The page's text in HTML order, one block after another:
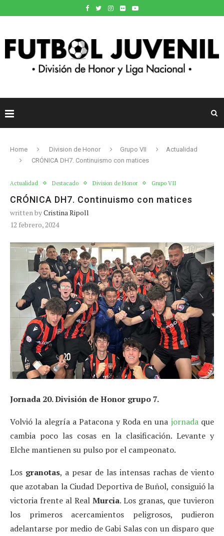
Home Division de Honor Grupo VII
Actualidad
CRÓNICA DH7. Continuismo con matices
Actualidad Destacado Division de Honor Grupo VII
CRÓNICA DH7. Continuismo con matices
written byCristina Ripoll
12 febrero, 2024
Jornada 20. División de Honor grupo 7.
Volvió la alegría a Patacona y Roda en una jornadaque
cambia poco las cosas en la clasificación. Levante y
Elche mantienen su pulso por el campeonato.
Los granotas, a pesar de las intensas rachas de viento
que azotaban la Ciudad Deportiva de Buñol, consiguió la
victoria frente al Real Murcia. Los granas, que tuvieron
los primeros acercamientos peligrosos, pudieron
adelantarse por medio de Gabi Salas con un disparo que